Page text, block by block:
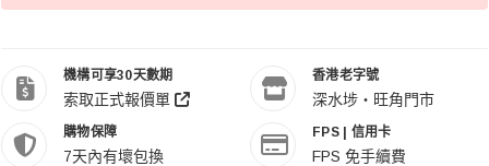
機構可享30天數期
索取正式報價單
香港老字號
深水埗・旺角門市
購物保障
7天內有壞包換
FPS | 信用卡
FPS 免手續費